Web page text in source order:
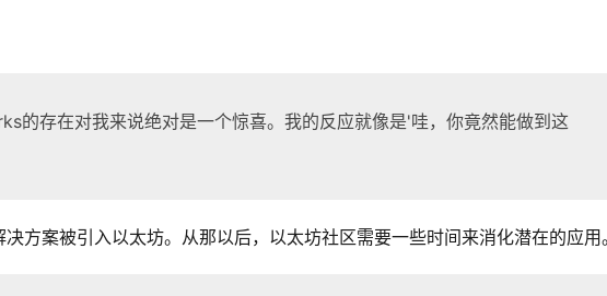
的存在对我来说绝对是一个惊喜。我的反应就像是'哇，你竟然能做到这
方案被引入以太坊。从那以后，以太坊社区需要一些时间来消化潜在的应用